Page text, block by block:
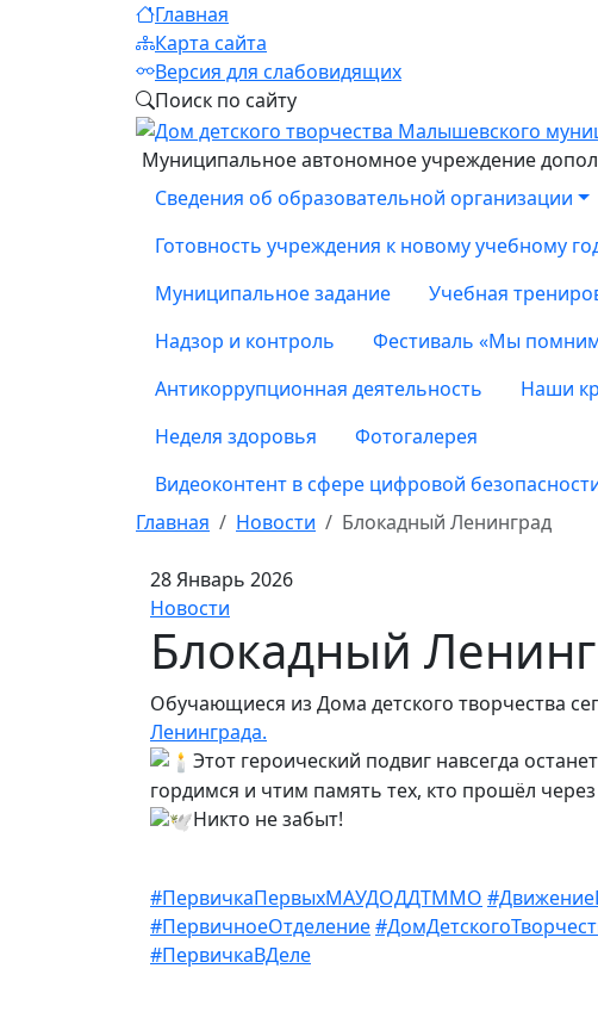
Главная
Карта сайта
Версия для слабовидящих
Поиск по сайту
Муниципальное автономное учреждение
Сведения об образовательной организации
Готовность учреждения к новому учебному
Муниципальное задание
Учебная
Надзор и контроль
Фестиваль «Мы
Антикоррупционная деятельность
Наши
Неделя здоровья
Фотогалерея
Видеоконтент в сфере цифровой
Главная
Новости Блокадный Ленинград
28 Январь 2026
Новости
Блокадный
Обучающиеся из Дома детского творчества
Ленинграда.
Этот героический подвиг навсегда
гордимся и чтим память тех, кто прошёл
Никто не забыт!
#ПервичкаПервыхМАУДОДДТММО
#ПервичноеОтделение
#ПервичкаВДеле